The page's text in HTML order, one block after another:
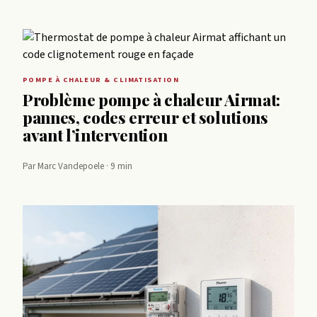
POMPE À CHALEUR & CLIMATISATION
Problème pompe à chaleur Airmat:
pannes, codes erreur et solutions
avant l’intervention
Par Marc Vandepoele · 9 min